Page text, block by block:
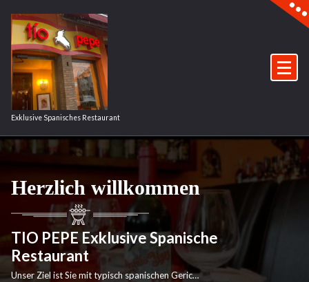
Inhalt
springen
Exklusive Spanisches Restaurant
Herzlich willkommen
TIO PEPE Exklusive Spanische
Restaurant
Unser Ziel ist Sie mit typisch spanischen Gerichten zu verwöhnen